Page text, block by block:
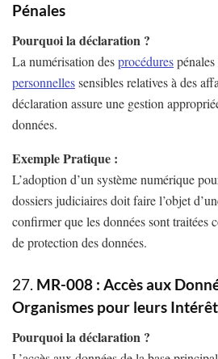
Pénales
Pourquoi la déclaration ?
La numérisation desprocédures
personnellessensibles relatives à des
déclaration assure une gestion
données.
Exemple Pratique :
L’adoption d’un système numérique
dossiers judiciaires doit faire l’objet
confirmer que les données sont traitées
de protection des données.
27. MR-008 : Accès aux
Organismes pour leurs
Pourquoi la déclaration ?